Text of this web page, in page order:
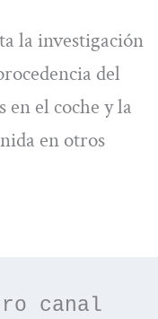
la investigación
del
en el coche y la
en otros
canal